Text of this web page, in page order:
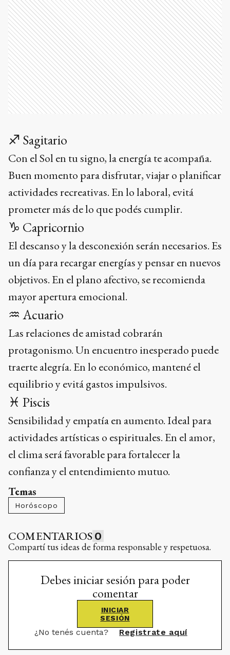
♐ Sagitario
Con el Sol en tu signo, la energía te acompaña.
Buen momento para disfrutar, viajar o planificar
actividades recreativas. En lo laboral, evitá
prometer más de lo que podés cumplir.
♑ Capricornio
El descanso y la desconexión serán necesarios. Es
un día para recargar energías y pensar en nuevos
objetivos. En el plano afectivo, se recomienda
mayor apertura emocional.
♒ Acuario
Las relaciones de amistad cobrarán
protagonismo. Un encuentro inesperado puede
traerte alegría. En lo económico, mantené el
equilibrio y evitá gastos impulsivos.
♓ Piscis
Sensibilidad y empatía en aumento. Ideal para
actividades artísticas o espirituales. En el amor,
el clima será favorable para fortalecer la
confianza y el entendimiento mutuo.
Temas
Horóscopo
COMENTARIOS 0
Compartí tus ideas de forma responsable y respetuosa.
Debes iniciar sesión para poder
comentar
INICIAR
SESIÓN
¿No tenés cuenta? Registrate aquí